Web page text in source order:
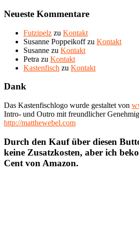
Neueste Kommentare
Futzipelz zu Kontakt
Susanne Poppeikoffzu Kontakt
Susanne zu Kontakt
Petra zu Kontakt
Kastenfisch zu Kontakt
Dank
Das Kastenfischlogo wurde gestaltet von
Intro- und Outro mit freundlicher
http://matthewebel.com
Durch den Kauf über diesen
keine Zusatzkosten, aber ich
Cent von Amazon.